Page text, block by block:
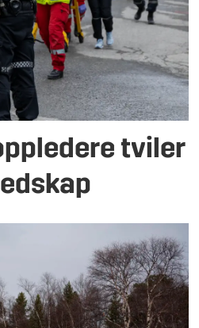
tviler